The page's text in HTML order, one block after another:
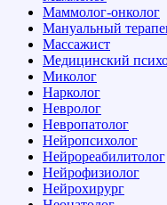
Маммолог-онколог
Мануальный
Массажист
Медицинский
Миколог
Нарколог
Невролог
Невропатолог
Нейропсихолог
Нейрореабилитолог
Нейрофизиолог
Нейрохирург